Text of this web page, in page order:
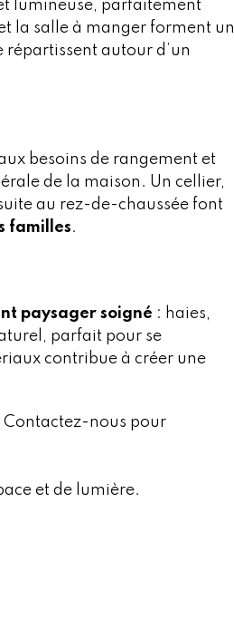
lumineuse, parfaitement
la salle à manger forment un
répartissent autour d’un
besoins de rangement et
de la maison. Un cellier,
au rez-de-chaussée font
familles.
paysager soigné : haies,
parfait pour se
contribue à créer une
Contactez-nous pour
et de lumière.